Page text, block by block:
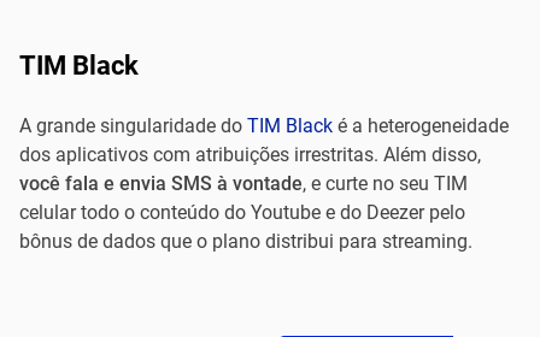
TIM Black
A grande singularidade do TIM Black é a heterogeneidade
dos aplicativos com atribuições irrestritas. Além disso,
você fala e envia SMS à vontade, e curte no seu TIM
celular todo o conteúdo do Youtube e do Deezer pelo
bônus de dados que o plano distribui para streaming.